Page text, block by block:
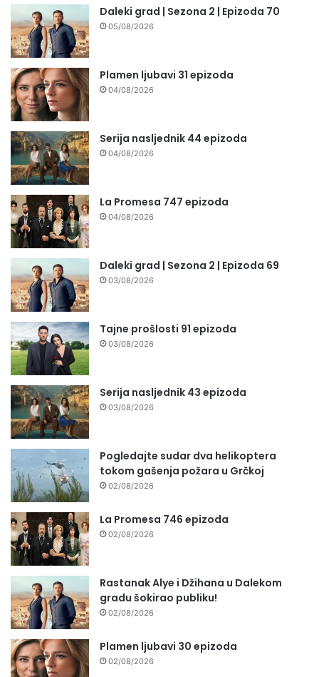
Daleki grad | Sezona 2 | Epizoda 70
05/08/2026
Plamen ljubavi 31 epizoda
04/08/2026
Serija nasljednik 44 epizoda
04/08/2026
La Promesa 747 epizoda
04/08/2026
Daleki grad | Sezona 2 | Epizoda 69
03/08/2026
Tajne prošlosti 91 epizoda
03/08/2026
Serija nasljednik 43 epizoda
03/08/2026
Pogledajte sudar dva helikoptera
tokom gašenja požara u Grčkoj
02/08/2026
La Promesa 746 epizoda
02/08/2026
Rastanak Alye i Džihana u Dalekom
gradu šokirao publiku!
02/08/2026
Plamen ljubavi 30 epizoda
02/08/2026